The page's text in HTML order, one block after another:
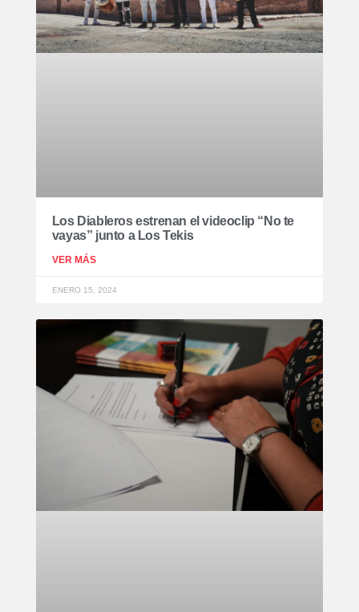
Los Diableros estrenan el videoclip “No te
vayas” junto a Los Tekis
VER MÁS
ENERO 15, 2024